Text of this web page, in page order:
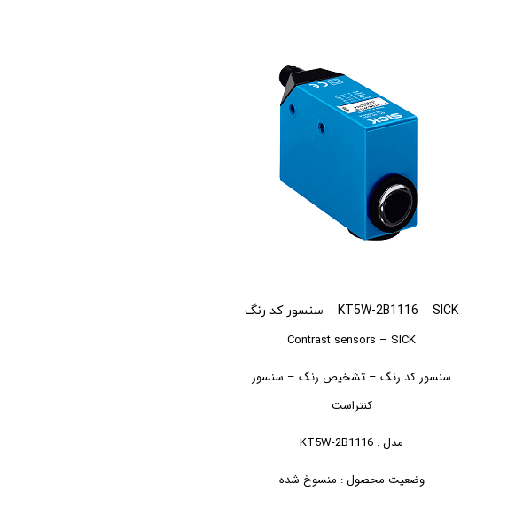
KT5W-2B1116 – SICK – سنسور کد رنگ
Contrast sensors – SICK
سنسور کد رنگ – تشخیص رنگ – سنسور
کنتراست
مدل : KT5W-2B1116
وضعیت محصول : منسوخ شده